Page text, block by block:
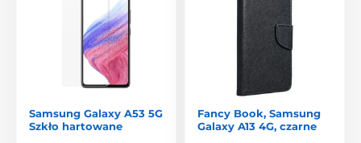
Samsung Galaxy A53 5G
Szkło hartowane
Fancy Book, Samsung
Galaxy A13 4G, czarne